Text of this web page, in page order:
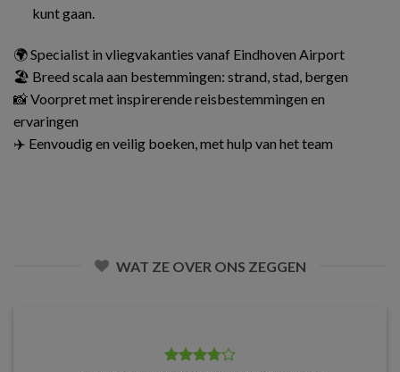
kunt gaan.
🌍 Specialist in vliegvakanties vanaf Eindhoven Airport
🏖️ Breed scala aan bestemmingen: strand, stad, bergen
📸 Voorpret met inspirerende reisbestemmingen en
ervaringen
✈️ Eenvoudig en veilig boeken, met hulp van het team
WAT ZE OVER ONS ZEGGEN